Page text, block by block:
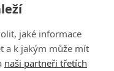
jaké informace
a k jakým může mít
naši partneři třetích